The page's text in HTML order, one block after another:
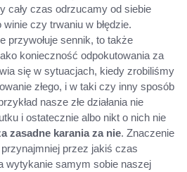
cały czas odrzucamy od siebie
czy trwaniu w błędzie.
przywołuje sennik, to także
konieczność odpokutowania za
się w sytuacjach, kiedy zrobiliśmy
złego, i w taki czy inny sposób
nasze złe działania nie
i ostatecznie albo nikt o nich nie
zasadne karania za nie. Znaczenie
przez jakiś czas
wytykanie samym sobie naszej